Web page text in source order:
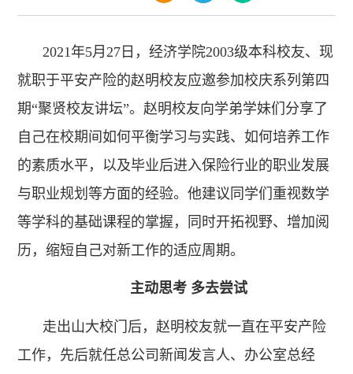
2021年5月27日，经济学院2003级本科校友、现
就职于平安产险的赵明校友应邀参加校庆系列第四
期“聚贤校友讲坛”。赵明校友向学弟学妹们分享了
自己在校期间如何平衡学习与实践、 如何培养工作
的素质水平，以及毕业后进入保险行业的职业发展
与职业规划等方面的经验。他建议同学们重视数学
等学科的基础课程的掌握，同时开拓视野、增加阅
历，缩短自己对新工作的适应周期。
主动思考 多去尝试
走出山大校门后，赵明校友就一直在平安产险
工作，先后就任总公司新闻发言人、办公室总经